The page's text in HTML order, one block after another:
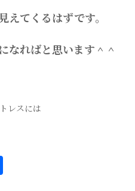
えてくるはずです。
なればと思います＾＾
レスには